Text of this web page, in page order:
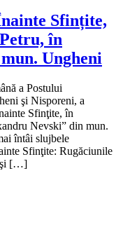
Sfințite,
în
Ungheni
a Postului
şi Nisporeni, a
Sfinţite, în
Nevski” din mun.
întâi slujbele
Sfinţite: Rugăciunile
şi […]